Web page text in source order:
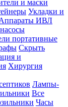
и маски
Укладки и
ИВЛ
портативные
Скрыть
и
Хирургия
Лампы-
Все
Часы